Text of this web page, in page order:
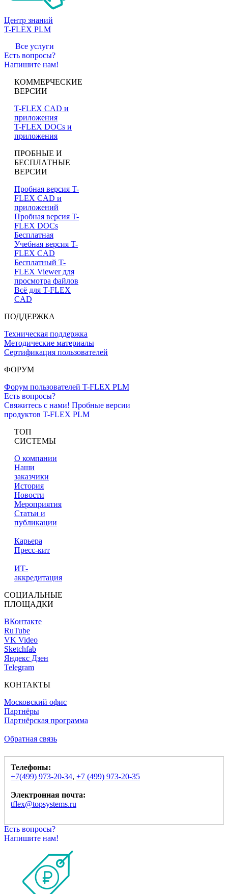
Центр знаний
T-FLEX PLM
Все услуги
Есть вопросы?
Напишите нам!
КОММЕРЧЕСКИЕ
ВЕРСИИ
T-FLEX CAD и
приложения
T-FLEX DOCs и
приложения
ПРОБНЫЕ И
БЕСПЛАТНЫЕ
ВЕРСИИ
Пробная версия T-
FLEX CAD и
приложений
Пробная версия T-
FLEX DOCs
Бесплатная
Учебная версия T-
FLEX CAD
Бесплатный T-
FLEX Viewer для
просмотра файлов
Всё для T-FLEX
CAD
ПОДДЕРЖКА
Техническая поддержка
Методические материалы
Сертификация пользователей
ФОРУМ
Форум пользователей T-FLEX PLM
Есть вопросы?
Свяжитесь с нами! Пробные версии
продуктов T-FLEX PLM
ТОП
СИСТЕМЫ
О компании
Наши
заказчики
История
Новости
Мероприятия
Статьи и
публикации
Карьера
Пресс-кит
ИТ-
аккредитация
СОЦИАЛЬНЫЕ
ПЛОЩАДКИ
ВКонтакте
RuTube
VK Video
Sketchfab
Яндекс Дзен
Telegram
КОНТАКТЫ
Московский офис
Партнёры
Партнёрская программа
Обратная связь
Телефоны:
+7(499) 973-20-34, +7 (499) 973-20-35
Электронная почта:
tflex@topsystems.ru
Есть вопросы?
Напишите нам!